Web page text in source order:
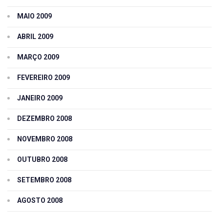
MAIO 2009
ABRIL 2009
MARÇO 2009
FEVEREIRO 2009
JANEIRO 2009
DEZEMBRO 2008
NOVEMBRO 2008
OUTUBRO 2008
SETEMBRO 2008
AGOSTO 2008